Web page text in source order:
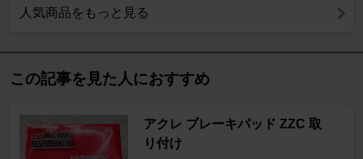
人気商品をもっと見る
この記事を見た人におすすめ
アクレ ブレーキパッド ZZC 取
り付け